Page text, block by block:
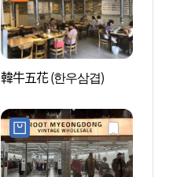
韓牛五花 (한우삼겹)